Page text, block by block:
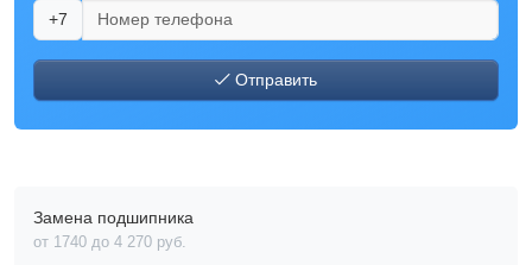
+7
Отправить
Замена подшипника
от 1740 до 4 270 pyб.